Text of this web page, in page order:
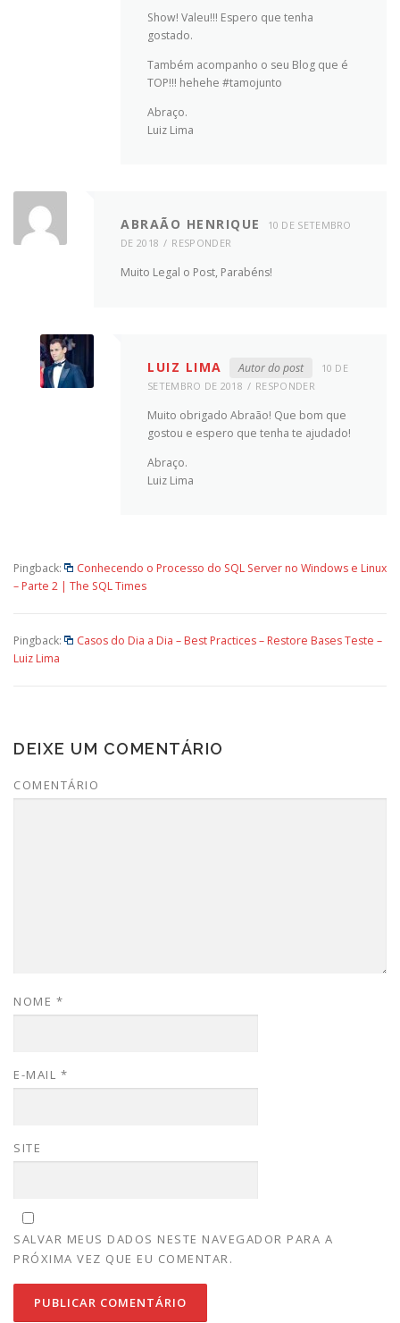
Show! Valeu!!! Espero que tenha
gostado.
Também acompanho o seu Blog que é
TOP!!! hehehe #tamojunto
Abraço.
Luiz Lima
ABRAÃO HENRIQUE
10 DE SETEMBRO
DE 2018
RESPONDER
Muito Legal o Post, Parabéns!
LUIZ LIMA Autor do post
10 DE
SETEMBRO DE 2018
RESPONDER
Muito obrigado Abraão! Que bom que
gostou e espero que tenha te ajudado!
Abraço.
Luiz Lima
Pingback:
Conhecendo o Processo do SQL Server no Windows e Linux
– Parte 2 | The SQL Times
Pingback:
Casos do Dia a Dia – Best Practices – Restore Bases Teste –
Luiz Lima
DEIXE UM COMENTÁRIO
COMENTÁRIO
NOME *
E-MAIL *
SITE
SALVAR MEUS DADOS NESTE NAVEGADOR PARA A
PRÓXIMA VEZ QUE EU COMENTAR.